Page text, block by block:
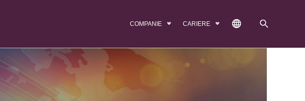
COMPANIE CARIERE